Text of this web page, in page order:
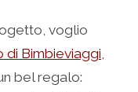
voglio
Bimbieviaggi,
bel regalo: